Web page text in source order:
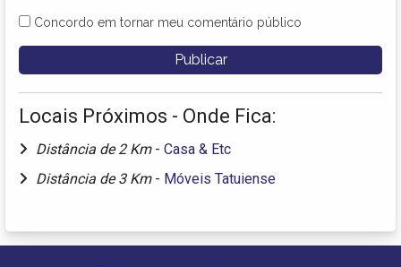
Concordo em tornar meu comentário público
Locais Próximos - Onde Fica:
Distância de 2 Km - Casa & Etc
Distância de 3 Km - Móveis Tatuiense